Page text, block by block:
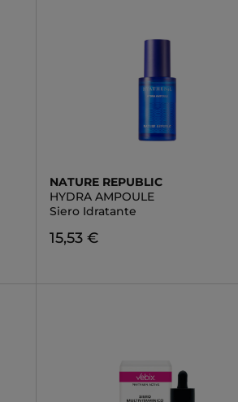
NATURE REPUBLIC
HYDRA AMPOULE
Siero Idratante
15,53 €